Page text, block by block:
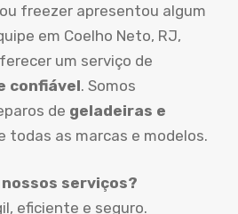
freezer apresentou algum
em Coelho Neto, RJ,
um serviço de
confiável. Somos
de geladeiras e
todas as marcas e modelos.
serviços?
eficiente e seguro.